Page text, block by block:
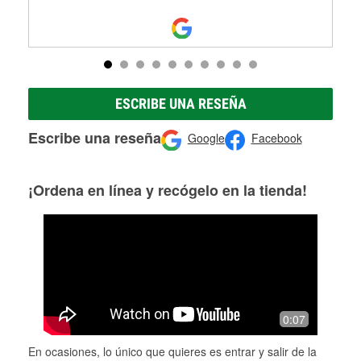
ESCRIBE UNA RESEÑA
Escribe una reseña Google Facebook
¡Ordena en línea y recógelo en la tienda!
0:07
En ocasiones, lo único que quieres es entrar y salir de la